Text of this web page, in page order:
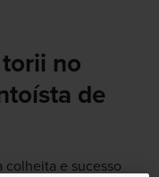
no
de
colheita e sucesso